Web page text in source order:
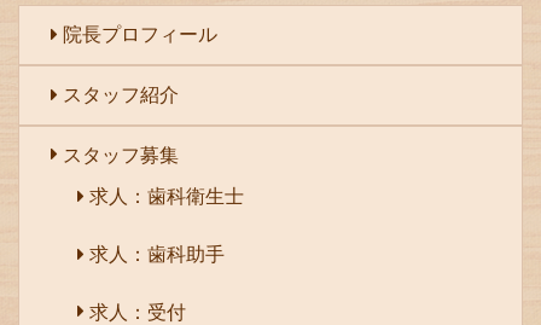
院長プロフィール
スタッフ紹介
スタッフ募集
求人：歯科衛生士
求人：歯科助手
求人：受付